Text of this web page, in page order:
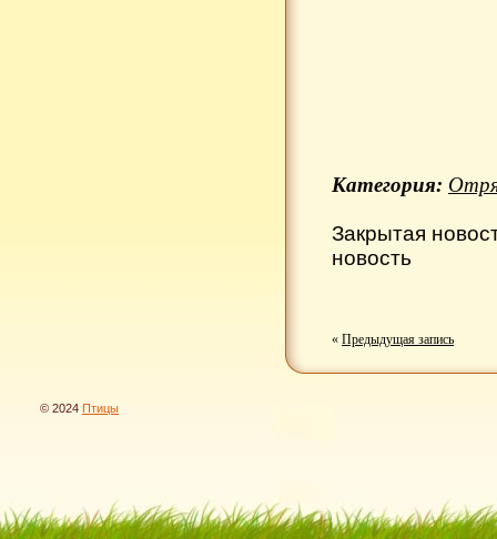
Категория:
Закрытая
новость
« Предыдущая запись
© 2024 Птицы